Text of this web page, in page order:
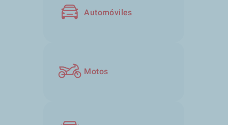
Automóviles
Motos